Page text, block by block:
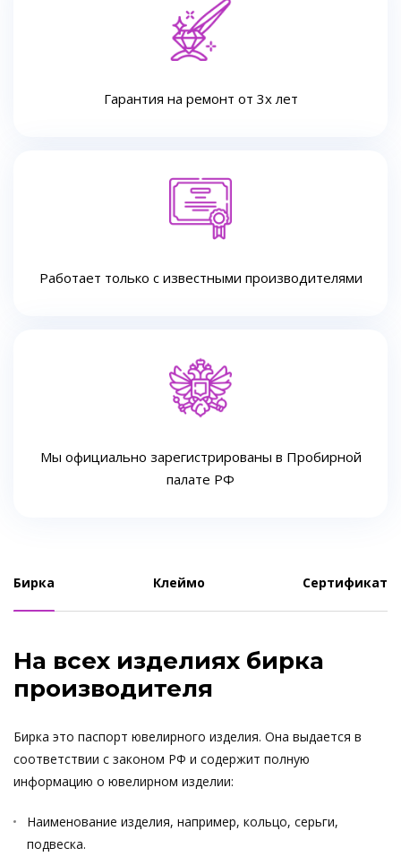
Гарантия на ремонт от 3х лет
Работает только с известными производителями
Мы официально зарегистрированы в Пробирной
палате РФ
Бирка Клеймо Сертификат
На всех изделиях бирка
производителя
Бирка это паспорт ювелирного изделия. Она выдается в
соответствии с законом РФ и содержит полную
информацию о ювелирном изделии:
Наименование изделия, например, кольцо, серьги,
подвеска.